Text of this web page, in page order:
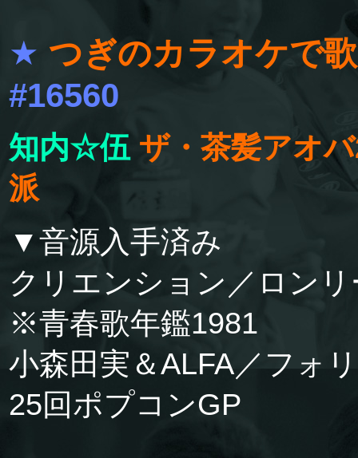
★ つぎのカラオケで
#16560
知内☆伍 ザ・茶髪アオ
派
▼音源入手済み
クリエンション／ロ
※青春歌年鑑1981
小森田実＆ALFA／フ
25回ポプコンGP